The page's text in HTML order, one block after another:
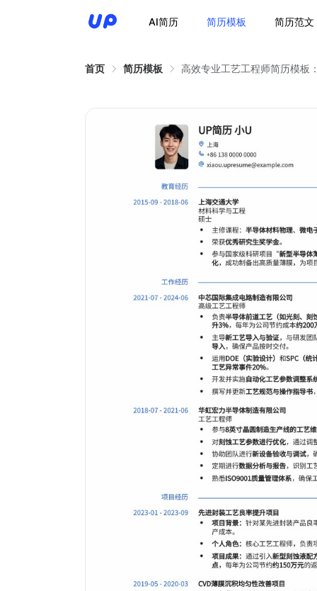
AI简历 简历模板 简历范文
首页 简历模板 高效专业工艺工程师简历模板